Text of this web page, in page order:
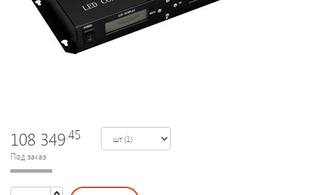
Светодиодные
лампы
Уличное
108 349.45
Под заказ